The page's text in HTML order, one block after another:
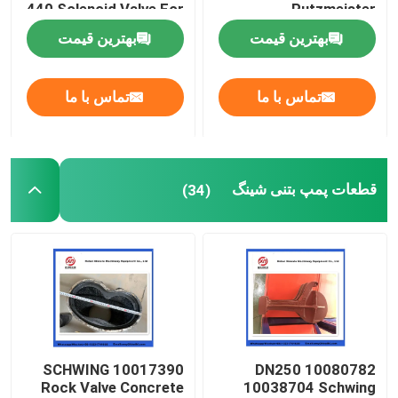
دربارهی ما
کارخانه تور
کنترل کیفیت
تماس با ما
درخواست نقل قول
قطعات پمپ بتن PUTZMEISTER
قطعات پمپ بتنی شینگ
Putzmeister
Agitatoring Paddles
بهترین قیمت
تماس با ما
440 Solenoid Valve For
Concrete Pump
بهترین قیمت
تماس با ما
قطعات پمپ بتنی شینگ (34)
10080782 DN250
10038704 Schwing
10017390 SCHWING
Rock Valve Concrete